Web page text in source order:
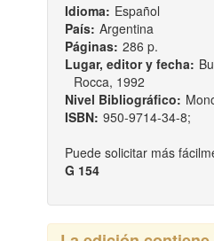
Idioma: Español
País: Argentina
Páginas: 286 p.
Lugar, editor y fecha:
Rocca, 1992
Nivel Bibliográfico:
ISBN: 950-9714-34-8;
Puede solicitar más
G 154